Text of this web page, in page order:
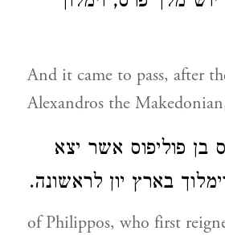
And it came to pass, after
Alexandros the
בן פוליפוס אשר יצא
בארץ יון לראשונה.
of Philippos, who first